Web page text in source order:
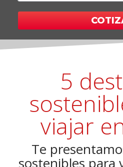
5
viajar
Te
sostenibles para